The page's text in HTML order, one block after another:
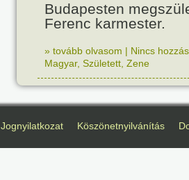
Budapesten
Ferenc karmester.
» tovább olvasom | Nincs
Magyar, Született Zene
Jognyilatkozat Köszönetnyilvánítás